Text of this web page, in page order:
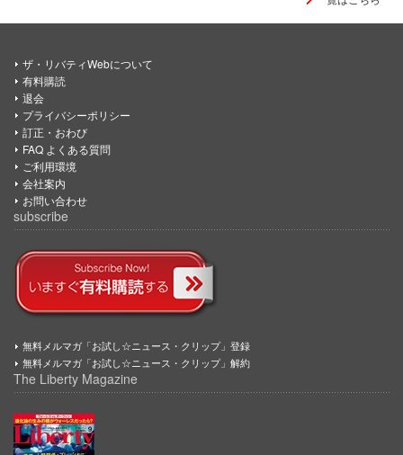
ザ・リバティWebについて
有料購読
退会
プライバシーポリシー
訂正・おわび
FAQ よくある質問
ご利用環境
会社案内
お問い合わせ
subscribe
無料メルマガ「お試し☆ニュース・クリップ」登録
無料メルマガ「お試し☆ニュース・クリップ」解約
The Liberty Magazine